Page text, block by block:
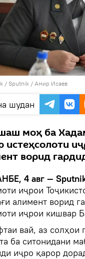
/ Sputnik / Амир Исаев
шудан
моҳ ба
истеҳсолоти
ворид
4 авг —
иҷрои
алимент ворид
иҷрои кишвар
вай, аз
ба ситонидани
иҷро қарор